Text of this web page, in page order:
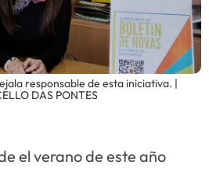
responsable de esta iniciativa. |
DAS PONTES
el verano de este año